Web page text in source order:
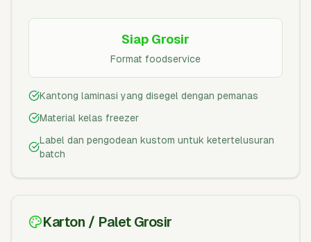
Siap Grosir
Format foodservice
Kantong laminasi yang disegel dengan pemanas
Material kelas freezer
Label dan pengodean kustom untuk ketertelusuran
batch
Karton / Palet Grosir